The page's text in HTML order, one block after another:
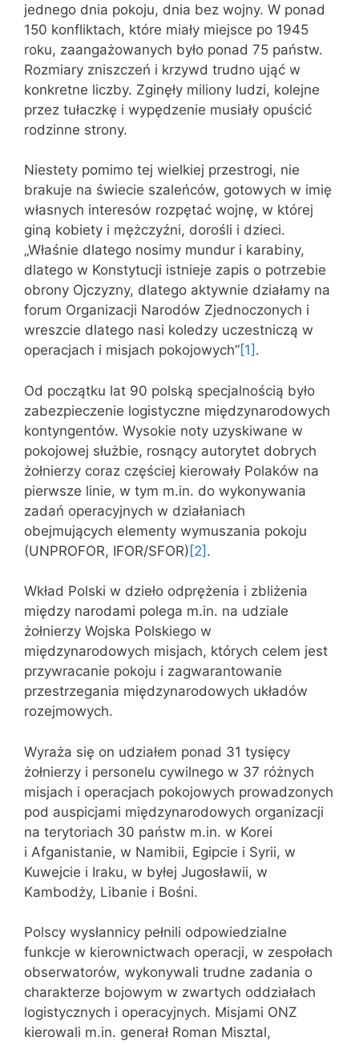
jednego dnia pokoju, dnia bez wojny. W ponad
150 konfliktach, które miały miejsce po 1945
roku, zaangażowanych było ponad 75 państw.
Rozmiary zniszczeń i krzywd trudno ująć w
konkretne liczby. Zginęły miliony ludzi, kolejne
przez tułaczkę i wypędzenie musiały opuścić
rodzinne strony.
Niestety pomimo tej wielkiej przestrogi, nie
brakuje na świecie szaleńców, gotowych w imię
własnych interesów rozpętać wojnę, w której
giną kobiety i mężczyźni, dorośli i dzieci.
„Właśnie dlatego nosimy mundur i karabiny,
dlatego w Konstytucji istnieje zapis o potrzebie
obrony Ojczyzny, dlatego aktywnie działamy na
forum Organizacji Narodów Zjednoczonych i
wreszcie dlatego nasi koledzy uczestniczą w
operacjach i misjach pokojowych”[1] .
Od początku lat 90 polską specjalnością było
zabezpieczenie logistyczne międzynarodowych
kontyngentów. Wysokie noty uzyskiwane w
pokojowej służbie, rosnący autorytet dobrych
żołnierzy coraz częściej kierowały Polaków na
pierwsze linie, w tym m.in. do wykonywania
zadań operacyjnych w działaniach
obejmujących elementy wymuszania pokoju
(UNPROFOR, IFOR/SFOR) [2] .
Wkład Polski w dzieło odprężenia i zbliżenia
między narodami polega m.in. na udziale
żołnierzy Wojska Polskiego w
międzynarodowych misjach, których celem jest
przywracanie pokoju i zagwarantowanie
przestrzegania międzynarodowych układów
rozejmowych.
Wyraża się on udziałem ponad 31 tysięcy
żołnierzy i personelu cywilnego w 37 różnych
misjach i operacjach pokojowych prowadzonych
pod auspicjami międzynarodowych organizacji
na terytoriach 30 państw m.in. w Korei
i Afganistanie, w Namibii, Egipcie i Syrii, w
Kuwejcie i Iraku, w byłej Jugosławii, w
Kambodży, Libanie i Bośni.
Polscy wysłannicy pełnili odpowiedzialne
funkcje w kierownictwach operacji, w zespołach
obserwatorów, wykonywali trudne zadania o
charakterze bojowym w zwartych oddziałach
logistycznych i operacyjnych. Misjami ONZ
kierowali m.in. generał Roman Misztal,